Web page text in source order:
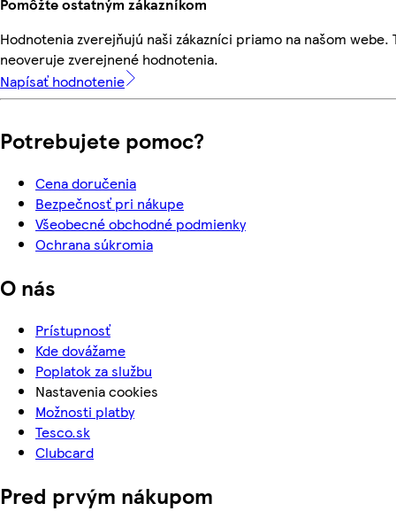
Hodnotenia zverejňujú naši zákazníci priamo na našom webe.
neoveruje zverejnené hodnotenia.
Napísať hodnotenie
Potrebujete pomoc?
Cena doručenia
Bezpečnosť pri nákupe
Všeobecné obchodné podmienky
Ochrana súkromia
O nás
Prístupnosť
Kde dovážame
Poplatok za službu
Nastavenia cookies
Možnosti platby
Tesco.sk
Clubcard
Pred prvým nákupom